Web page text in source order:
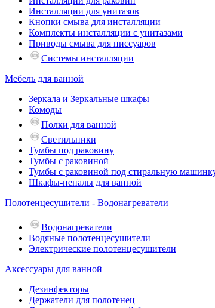
Инсталляции для унитазов
Кнопки смыва для инсталляции
Комплекты инсталляции с унитазами
Приводы смыва для писсуаров
Системы инсталляции
Мебель для ванной
Зеркала и Зеркальные шкафы
Комоды
Полки для ванной
Светильники
Тумбы под раковину
Тумбы с раковиной
Тумбы с раковиной под стиральную
Шкафы-пеналы для ванной
Полотенцесушители - Водонагреватели
Водонагреватели
Водяные полотенцесушители
Электрические полотенцесушители
Аксессуары для ванной
Дезинфекторы
Держатели для полотенец